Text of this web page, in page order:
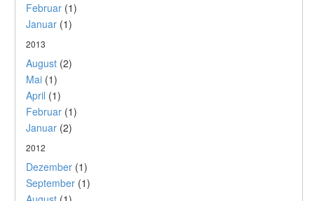
Februar (1)
Januar (1)
2013
August (2)
Mai (1)
April (1)
Februar (1)
Januar (2)
2012
Dezember (1)
September (1)